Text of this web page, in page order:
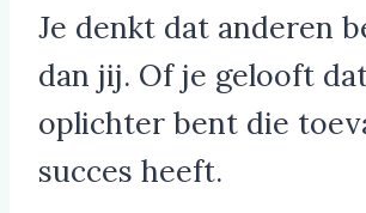
Je denkt dat anderen
dan jij. Of je gelooft
oplichter bent die
succes heeft.